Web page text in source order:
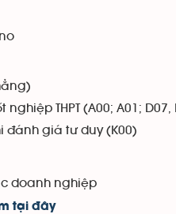
THPT (A00; A01; D07,
đánh giá tư duy (K00)
doanh nghiệp
tại đây